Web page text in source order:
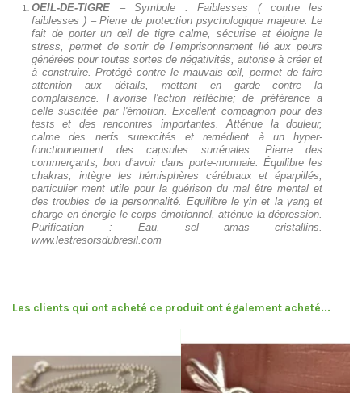
OEIL-DE-TIGRE – Symbole : Faiblesses ( contre les
faiblesses ) – Pierre de protection psychologique majeure. Le
fait de porter un œil de tigre calme, sécurise et éloigne le
stress, permet de sortir de l’emprisonnement lié aux peurs
générées pour toutes sortes de négativités, autorise à créer et
à construire. Protégé contre le mauvais œil, permet de faire
attention aux détails, mettant en garde contre la
complaisance. Favorise l'action réfléchie; de préférence a
celle suscitée par l'émotion. Excellent compagnon pour des
tests et des rencontres importantes. Atténue la douleur,
calme des nerfs surexcités et remédient à un hyper-
fonctionnement des capsules surrénales. Pierre des
commerçants, bon d’avoir dans porte-monnaie. Équilibre les
chakras, intègre les hémisphères cérébraux et éparpillés,
particulier ment utile pour la guérison du mal être mental et
des troubles de la personnalité. Equilibre le yin et la yang et
charge en énergie le corps émotionnel, atténue la dépression.
Purification : Eau, sel amas cristallins.
www.lestresorsdubresil.com
Les clients qui ont acheté ce produit ont également acheté...